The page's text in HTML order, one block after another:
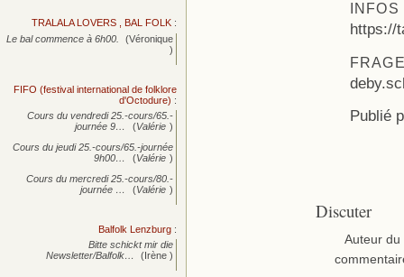
INFOS
https://
Publié
Discuter
Auteur du
TRALALA LOVERS , BAL FOLK :
Le bal commence à 6h00.
(Véronique
)
FIFO (festival international de folklore
d'Octodure) :
Cours du vendredi 25.-cours/65.-
journée 9… (Valérie )
Cours du jeudi 25.-cours/65.-journée
9h00…
(Valérie )
Cours du mercredi 25.-cours/80.-
journée … (Valérie )
Balfolk Lenzburg :
Bitte schickt mir die
Newsletter/Balfolk…
(Irène )